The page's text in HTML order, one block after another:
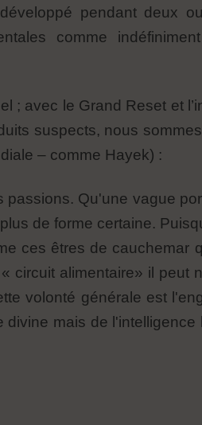
pendant deux
comme
; avec le Grand Reset et
suspects, nous
– comme Hayek) :
Qu'une vague
de forme certaine.
ces êtres de cauchemar
circuit alimentaire» il peut
volonté générale est
mais de